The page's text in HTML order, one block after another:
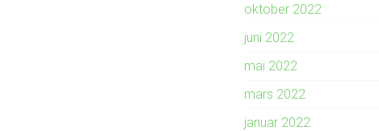
oktober 2022
juni 2022
mai 2022
mars 2022
januar 2022